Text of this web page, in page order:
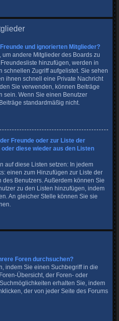
und ignorierten Mitglieder?
andere Mitglieder des Boards zu
hinzufügen, werden in
schnellen Zugriff aufgelistet. Sie sehen
ihnen schnell eine Private Nachricht
Sie verwenden, können Beiträge
sein. Wenn Sie einen Benutzer
standardmäßig nicht.
Freunde oder zur Liste der
diese wieder aus den Listen
auf diese Listen setzen: In jedem
einen zum Hinzufügen zur Liste der
Benutzers. Außerdem können Sie
zu den Listen hinzufügen, indem
An gleicher Stelle können Sie sie
Foren durchsuchen?
indem Sie einen Suchbegriff in die
Übersicht, der Foren- oder
erhalten Sie, indem
der von jeder Seite des Forums